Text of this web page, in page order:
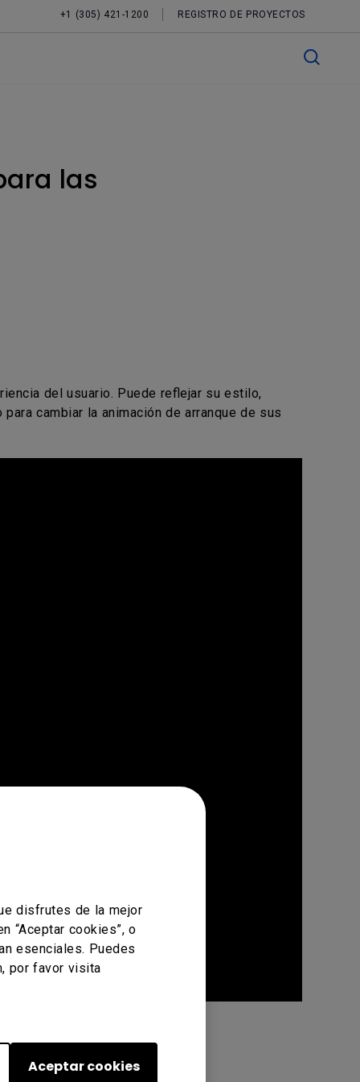
disfrutes de la mejor
“Aceptar cookies”, o
esenciales. Puedes
por favor visita
Aceptar cookies
+1 (305) 421-1200 REGISTRO DE PROYECTOS
las
del usuario. Puede reflejar su estilo,
cambiar la animación de arranque de sus